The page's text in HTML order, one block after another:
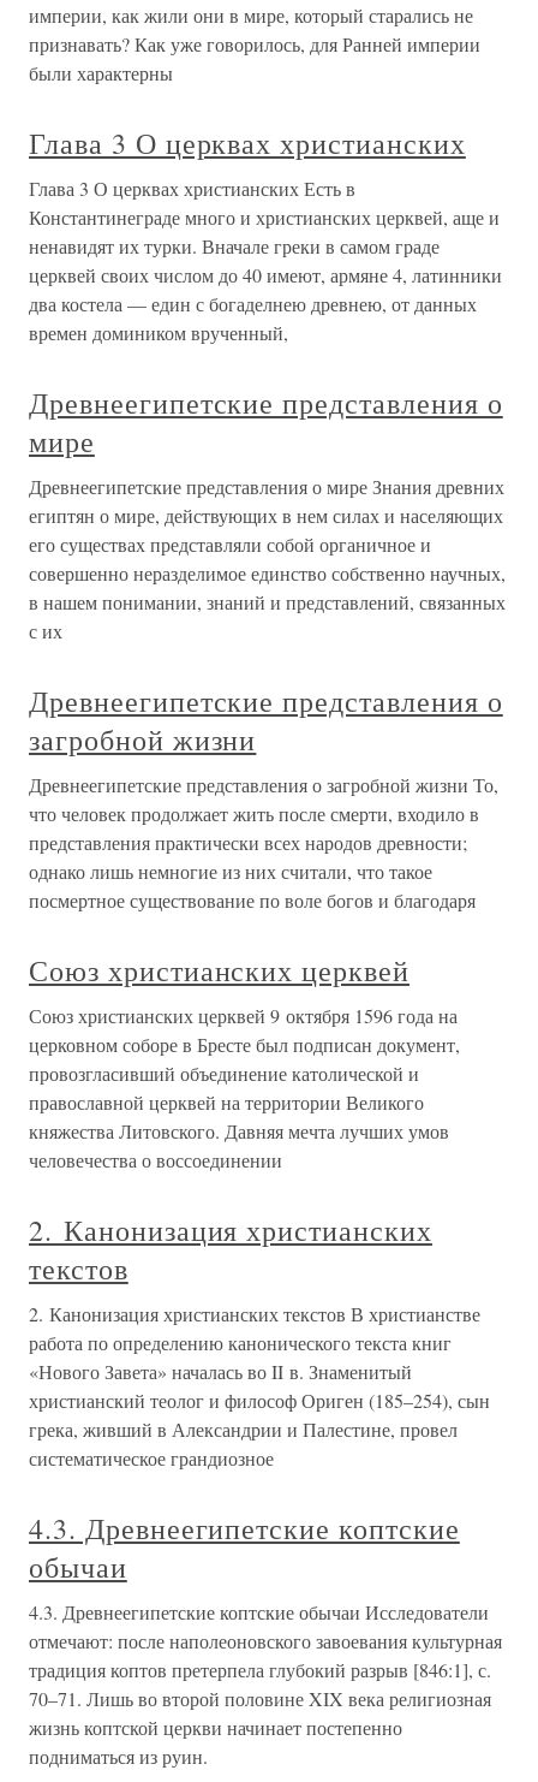
империи, как жили они в мире, который старались не
признавать? Как уже говорилось, для Ранней империи
были характерны
Глава 3 О церквах христианских
Глава 3 О церквах христианских Есть в
Константинеграде много и христианских церквей, аще и
ненавидят их турки. Вначале греки в самом граде
церквей своих числом до 40 имеют, армяне 4, латинники
два костела — един с богаделнею древнею, от данных
времен домиником врученный,
Древнеегипетские представления о
мире
Древнеегипетские представления о мире Знания древних
египтян о мире, действующих в нем силах и населяющих
его существах представляли собой органичное и
совершенно неразделимое единство собственно научных,
в нашем понимании, знаний и представлений, связанных
с их
Древнеегипетские представления о
загробной жизни
Древнеегипетские представления о загробной жизни То,
что человек продолжает жить после смерти, входило в
представления практически всех народов древности;
однако лишь немногие из них считали, что такое
посмертное существование по воле богов и благодаря
Союз христианских церквей
Союз христианских церквей 9 октября 1596 года на
церковном соборе в Бресте был подписан документ,
провозгласивший объединение католической и
православной церквей на территории Великого
княжества Литовского. Давняя мечта лучших умов
человечества о воссоединении
2. Канонизация христианских
текстов
2. Канонизация христианских текстов В христианстве
работа по определению канонического текста книг
«Нового Завета» началась во II в. Знаменитый
христианский теолог и философ Ориген (185–254), сын
грека, живший в Александрии и Палестине, провел
систематическое грандиозное
4.3. Древнеегипетские коптские
обычаи
4.3. Древнеегипетские коптские обычаи Исследователи
отмечают: после наполеоновского завоевания культурная
традиция коптов претерпела глубокий разрыв [846:1], с.
70–71. Лишь во второй половине XIX века религиозная
жизнь коптской церкви начинает постепенно
подниматься из руин.